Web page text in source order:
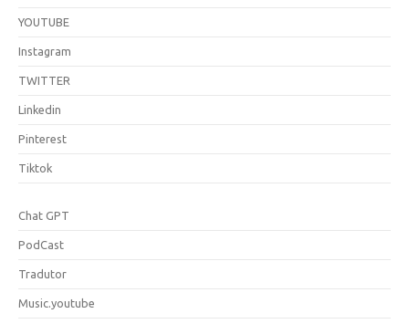
YOUTUBE
Instagram
TWITTER
Linkedin
Pinterest
Tiktok
Chat GPT
PodCast
Tradutor
Music.youtube